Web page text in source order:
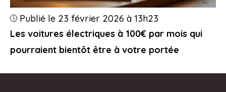
Les voitures électriques à 100€ par mois qui
pourraient bientôt être à votre portée
Publié le 23 février 2026 à 13h23